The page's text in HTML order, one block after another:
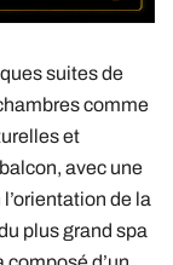
suites de
comme
et
avec une
de la
plus grand spa